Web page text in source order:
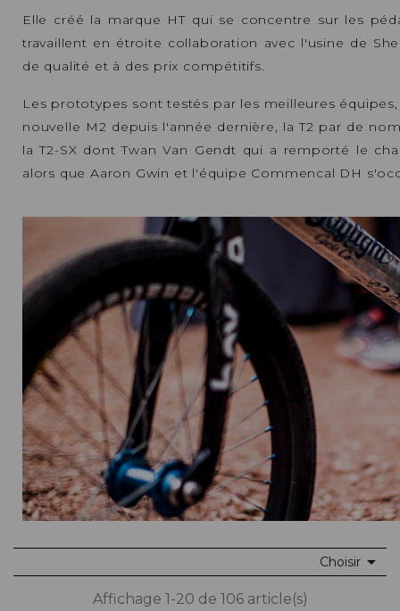
Elle créé la marque HT qui se concentre sur les
travaillent en étroite collaboration avec l'usine de
de qualité et à des prix compétitifs.
Les prototypes sont testés par les meilleures
nouvelle M2 depuis l'année dernière, la T2 par de
la T2-SX dont Twan Van Gendt qui a remporté le
alors que Aaron Gwin et l'équipe Commencal DH
Choisir 
Affichage 1-20 de 106 article(s)